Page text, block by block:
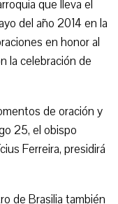
que lleva el
del año 2014 en la
en honor al
la celebración de
de oración y
25, el obispo
Ferreira, presidirá
de Brasilia también